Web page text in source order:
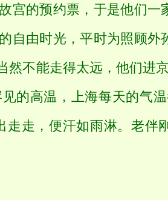
的预约票，于是他们一
自由时光，平时为照顾外
然不能走得太远，他们进
的高温，上海每天的气
走走，便汗如雨淋。老伴